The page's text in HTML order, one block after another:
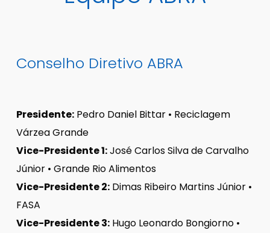
Conselho Diretivo ABRA
Presidente: Pedro Daniel Bittar • Reciclagem
Várzea Grande
Vice-Presidente 1:José Carlos Silva de Carvalho
Júnior • Grande Rio Alimentos
Vice-Presidente 2: Dimas Ribeiro Martins Júnior •
FASA
Vice-Presidente 3: Hugo Leonardo Bongiorno •